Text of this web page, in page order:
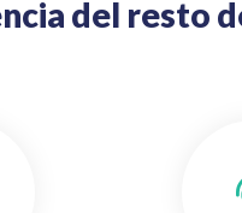
del resto